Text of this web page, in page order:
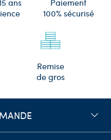
100% sécurisé
Remise
de gros